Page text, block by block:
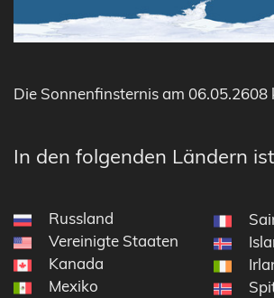
Die Sonnenfinsternis am 06.05.2608
In den folgenden Ländern
Russland
Vereinigte Staaten
Kanada
Mexiko